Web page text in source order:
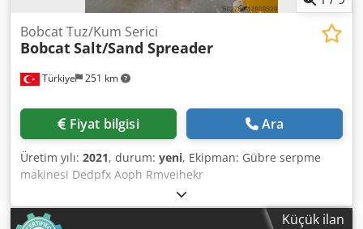
Türkiye 251 km
Bobcat Tuz/Kum Serici
BobcatSalt/Sand Spreader
Fiyat bilgisi Ara
Üretim yılı: 2021, durum: yeni, Ekipman: Gübre serpme
makinesi Dedpfx Aoph Rmveihekr
Küçük ilan